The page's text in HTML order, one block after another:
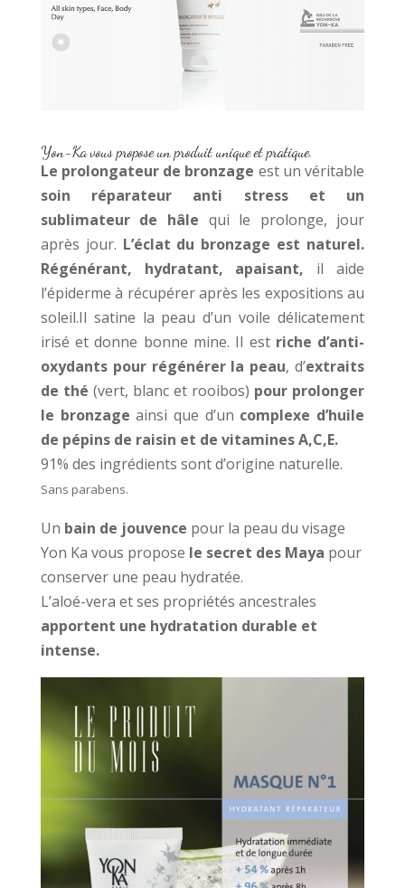
Yon-Ka vous propose un produit unique et pratique.
Le prolongateur de bronzage est un véritable
soin réparateur anti stress et un
sublimateur de hâle qui le prolonge, jour
après jour. L’éclat du bronzage est naturel.
Régénérant, hydratant, apaisant, il aide
l’épiderme à récupérer après les expositions au
soleil.Il satine la peau d’un voile délicatement
irisé et donne bonne mine. Il est riche d’anti-
oxydants pour régénérer la peau, d’extraits
de thé (vert, blanc et rooibos) pour prolonger
le bronzage ainsi que d’un complexe d’huile
de pépins de raisin et de vitamines A,C,E.
91% des ingrédients sont d’origine naturelle.
Sans parabens.
Un bain de jouvence pour la peau du visage
Yon Ka vous propose le secret des Maya pour
conserver une peau hydratée.
L’aloé-vera et ses propriétés ancestrales
apportent une hydratation durable et
intense.